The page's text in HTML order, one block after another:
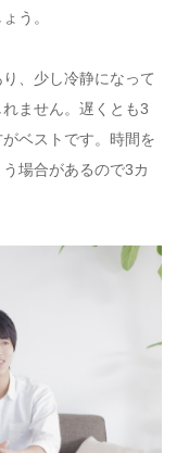
う。
、少し冷静になって
ません。遅くとも3
ベストです。時間を
場合があるので3カ